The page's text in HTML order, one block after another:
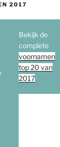
2017
Bekijk de
complete
voornamen
top 20 van
2017